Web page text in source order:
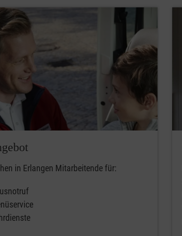
in Erlangen Mitarbeitende für: